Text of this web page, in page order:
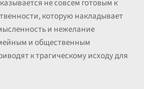
не совсем готовым к
которую накладывает
и нежелание
и общественным
к трагическому исходу для